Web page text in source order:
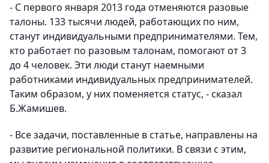
- С первого января 2013 года отменяются разовые
талоны. 133 тысячи людей, работающих по ним,
станут индивидуальными предпринимателями. Тем,
кто работает по разовым талонам, помогают от 3
до 4 человек. Эти люди станут наемными
работниками индивидуальных предпринимателей.
Таким образом, у них поменяется статус, - сказал
Б.Жамишев.
- Все задачи, поставленные в статье, направлены на
развитие региональной политики. В связи с этим,